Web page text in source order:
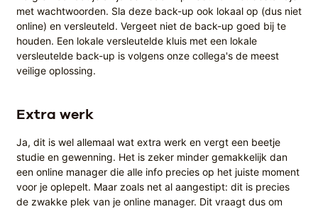
met wachtwoorden. Sla deze back-up ook lokaal op (dus niet
online) en versleuteld. Vergeet niet de back-up goed bij te
houden. Een lokale versleutelde kluis met een lokale
versleutelde back-up is volgens onze collega's de meest
veilige oplossing.
Extra werk
Ja, dit is wel allemaal wat extra werk en vergt een beetje
studie en gewenning. Het is zeker minder gemakkelijk dan
een online manager die alle info precies op het juiste moment
voor je oplepelt. Maar zoals net al aangestipt: dit is precies
de zwakke plek van je online manager. Dit vraagt dus om